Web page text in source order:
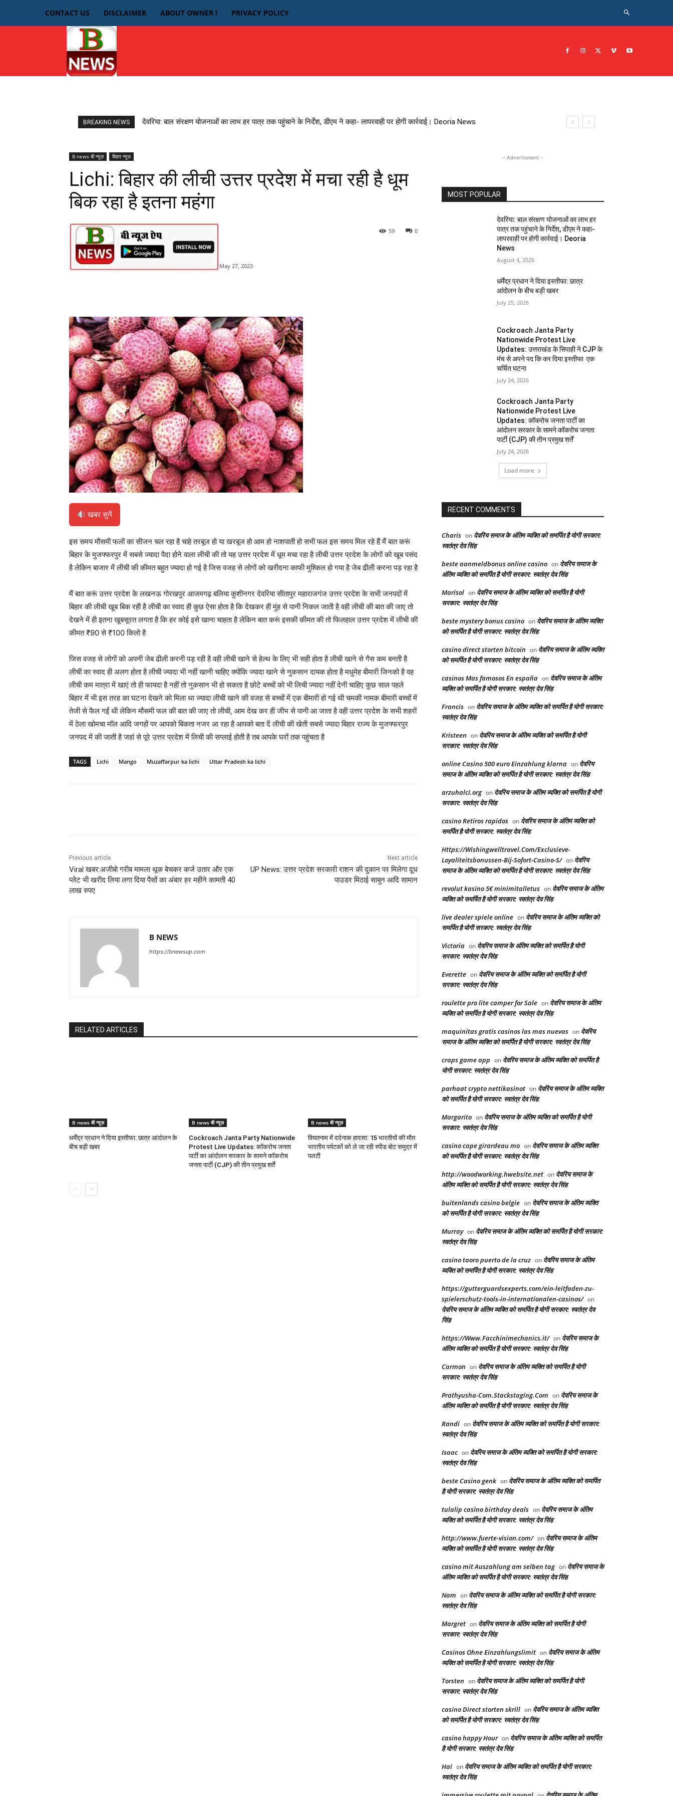
CONTACT US DISCLAIMER ABOUT OWNER ! PRIVACY POLICY
JOB नोकरी सरकारी योजना
BREAKING NEWS देवरिया: बाल संरक्षण योजनाओं का लाभ हर पात्र तक पहुंचाने के निर्देश, डीएम ने कहा- लापरवाही पर होगी कार्रवाई। Deoria News
B news बी न्यूज़ बिहार न्यूज़
Lichi: बिहार की लीची उत्तर प्रदेश में मचा रही है धूम
बिक रहा है इतना महंगा
May 27, 2023
0
59
खबर सुनें
इस समय मौसमी फलों का सीजन चल रहा है चाहे तरबूज हो या खरबूज हो आम हो नाशपाती हो सभी फल इस समय मिल रहे हैं मैं बात करूं
बिहार के मुजफ्फरपुर में सबसे ज्यादा पैदा होने वाला लीची की तो यह उत्तर प्रदेश में धूम मचा रहा है लीची उत्तर प्रदेश के लोगों को खूब पसंद
है लेकिन बाजार में लीची की कीमत बहुत ज्यादा हो गई है जिस वजह से लोगों को खरीदना काफी मुश्किल हो गया है जेब ढीली करना पड़ रहा है
मैं बात करूं उत्तर प्रदेश के लखनऊ गोरखपुर आजमगढ़ बलिया कुशीनगर देवरिया सीतापुर महाराजगंज उत्तर प्रदेश के सभी जनपदों में
बिहार की लीची खूब बिक रही है लीची का स्वाद ही कुछ ऐसा होता है कि देखकर ही मुंह से पानी निकल जाती है वही लीची की बात की जाए तो
देखने में ही इतना खूबसूरत लगता है कि हर कोई इसे खाना चाहता है लेकिन बात करूं इसकी कीमत की तो फिलहाल उत्तर प्रदेश में लीची की
कीमत ₹90 से ₹100 किलो है
जिस वजह से लोगों को अपनी जेब ढीली करनी पड़ रही है वही लीची खाने से हेल्थ के लिए भी सही होता है लीची खाने से गैस कम बनती है
लीची का स्वाद ही अलग होता है लीची ज्यादा भी नहीं खानी चाहिए क्योंकि ज्यादा खाने से नुकसान दायक होता है मधुमेह बीमारी जिनको है वह
लीची कम मात्रा में खाएं तो ही फायदा है नहीं तो नुकसान भी हो सकता है छोटे बच्चों को भी लिची ज्यादा नहीं देनी चाहिए कुछ साल पहले
बिहार में भी इस तरह का घटना देखने को मिला था ज्यादा लीची खाने की वजह से बच्चों में एक बीमारी हो गई थी चमकी नामक बीमारी बच्चों में
तेजी से फैल गईं थी लेकिन मौसमी फल की बात की जाए तो लीची, आम देख कर ही जीभ से पानी आ जाता है वही उत्तर प्रदेश के सभी शहरों
में ठेला खोमचा मॉल आदि जगहों पर आपको बिकता नजर आ रहा है आपको बता दें लीची की खेती सबसे ज्यादा बिहार राज्य के मुजफ्फरपुर
जनपद में की जाती है जहां से पूरे उत्तर प्रदेश में लिची की सप्लाई होती है तब आपके घरों तक पहुंचता है
TAGS Lichi Mango Muzaffarpur ka lichi Uttar Pradesh ka lichi
Previous article
Viral खबर:अजीबो गरीब मामला थूक बेचकर कर्ज उतार और एक
प्लेट भी खरीद लिया लगा दिया पैसों का अंबार हर महीने कामती 40
लाख रुपए
Next article
UP News: उत्तर प्रदेश सरकारी राशन की दुकान पर मिलेगा दूध
पाउडर मिठाई साबुन आदि सामान
B NEWS
https://bnewsup.com
RELATED ARTICLES
B news बी न्यूज़
धर्मेंद्र प्रधान ने दिया इस्तीफा: छात्र आंदोलन के
बीच बड़ी खबर
B news बी न्यूज़
Cockroach Janta Party Nationwide
Protest Live Updates: कॉकरोच जनता
पार्टी का आंदोलन सरकार के सामने कॉकरोच
जनता पार्टी (CJP) की तीन प्रमुख शर्तें
B news बी न्यूज़
वियतनाम में दर्दनाक हादसा: 15 भारतीयों की मौत
भारतीय पर्यटकों को ले जा रही स्पीड बोट समुद्र में
पलटी
- Advertisment -
MOST POPULAR
देवरिया: बाल संरक्षण योजनाओं का लाभ हर
पात्र तक पहुंचाने के निर्देश, डीएम ने कहा-
लापरवाही पर होगी कार्रवाई। Deoria
News
August 4, 2026
धर्मेंद्र प्रधान ने दिया इस्तीफा: छात्र
आंदोलन के बीच बड़ी खबर
July 25, 2026
Cockroach Janta Party
Nationwide Protest Live
Updates: उत्तराखंड के सिपाही ने CJP के
मंच से अपने पद कि कर दिया इस्तीफा एक
चर्चित घटना
July 24, 2026
Cockroach Janta Party
Nationwide Protest Live
Updates: कॉकरोच जनता पार्टी का
आंदोलन सरकार के सामने कॉकरोच जनता
पार्टी (CJP) की तीन प्रमुख शर्तें
July 24, 2026
Load more
RECENT COMMENTS
Charis on देवरिय समाज के अंतिम व्यक्ति को समर्पित है योगी सरकार:
स्वतंत्र देव सिंह
beste aanmeldbonus online casino on देवरिय समाज के
अंतिम व्यक्ति को समर्पित है योगी सरकार: स्वतंत्र देव सिंह
Marisol on देवरिय समाज के अंतिम व्यक्ति को समर्पित है योगी
सरकार: स्वतंत्र देव सिंह
beste mystery bonus casino on देवरिय समाज के अंतिम व्यक्ति
को समर्पित है योगी सरकार: स्वतंत्र देव सिंह
casino direct storten bitcoin on देवरिय समाज के अंतिम व्यक्ति
को समर्पित है योगी सरकार: स्वतंत्र देव सिंह
casinos Mas famosos En españa on देवरिय समाज के अंतिम
व्यक्ति को समर्पित है योगी सरकार: स्वतंत्र देव सिंह
Francis on देवरिय समाज के अंतिम व्यक्ति को समर्पित है योगी सरकार:
स्वतंत्र देव सिंह
Kristeen on देवरिय समाज के अंतिम व्यक्ति को समर्पित है योगी
सरकार: स्वतंत्र देव सिंह
online Casino 500 euro Einzahlung klarna on देवरिय
समाज के अंतिम व्यक्ति को समर्पित है योगी सरकार: स्वतंत्र देव सिंह
arzuhalci.org on देवरिय समाज के अंतिम व्यक्ति को समर्पित है योगी
सरकार: स्वतंत्र देव सिंह
casino Retiros rapidos on देवरिय समाज के अंतिम व्यक्ति को
समर्पित है योगी सरकार: स्वतंत्र देव सिंह
Https://Wishingwelltravel.Com/Exclusieve-
Loyaliteitsbonussen-Bij-Sofort-Casino-S/ on देवरिय
समाज के अंतिम व्यक्ति को समर्पित है योगी सरकार: स्वतंत्र देव सिंह
revolut kasino 5€ minimitalletus on देवरिय समाज के अंतिम
व्यक्ति को समर्पित है योगी सरकार: स्वतंत्र देव सिंह
live dealer spiele online on देवरिय समाज के अंतिम व्यक्ति को
समर्पित है योगी सरकार: स्वतंत्र देव सिंह
Victoria on देवरिय समाज के अंतिम व्यक्ति को समर्पित है योगी
सरकार: स्वतंत्र देव सिंह
Everette on देवरिय समाज के अंतिम व्यक्ति को समर्पित है योगी
सरकार: स्वतंत्र देव सिंह
roulette pro lite camper for Sale on देवरिय समाज के अंतिम
व्यक्ति को समर्पित है योगी सरकार: स्वतंत्र देव सिंह
maquinitas gratis casinos las mas nuevas on देवरिय
समाज के अंतिम व्यक्ति को समर्पित है योगी सरकार: स्वतंत्र देव सिंह
craps game app on देवरिय समाज के अंतिम व्यक्ति को समर्पित है
योगी सरकार: स्वतंत्र देव सिंह
parhaat crypto nettikasinot on देवरिय समाज के अंतिम व्यक्ति
को समर्पित है योगी सरकार: स्वतंत्र देव सिंह
Margarito on देवरिय समाज के अंतिम व्यक्ति को समर्पित है योगी
सरकार: स्वतंत्र देव सिंह
casino cape girardeau mo on देवरिय समाज के अंतिम व्यक्ति
को समर्पित है योगी सरकार: स्वतंत्र देव सिंह
http://woodworking.hwebsite.net on देवरिय समाज के
अंतिम व्यक्ति को समर्पित है योगी सरकार: स्वतंत्र देव सिंह
buitenlands casino belgie on देवरिय समाज के अंतिम व्यक्ति
को समर्पित है योगी सरकार: स्वतंत्र देव सिंह
Murray on देवरिय समाज के अंतिम व्यक्ति को समर्पित है योगी सरकार:
स्वतंत्र देव सिंह
casino taoro puerto de la cruz on देवरिय समाज के अंतिम
व्यक्ति को समर्पित है योगी सरकार: स्वतंत्र देव सिंह
https://gutterguardsexperts.com/ein-leitfaden-zu-
spielerschutz-tools-in-internationalen-casinos/ on
देवरिय समाज के अंतिम व्यक्ति को समर्पित है योगी सरकार: स्वतंत्र देव
सिंह
https://Www.Facchinimechanics.it/ on देवरिय समाज के
अंतिम व्यक्ति को समर्पित है योगी सरकार: स्वतंत्र देव सिंह
Carmon on देवरिय समाज के अंतिम व्यक्ति को समर्पित है योगी
सरकार: स्वतंत्र देव सिंह
Prathyusha-Com.Stackstaging.Com on देवरिय समाज के
अंतिम व्यक्ति को समर्पित है योगी सरकार: स्वतंत्र देव सिंह
Randi on देवरिय समाज के अंतिम व्यक्ति को समर्पित है योगी सरकार:
स्वतंत्र देव सिंह
Isaac on देवरिय समाज के अंतिम व्यक्ति को समर्पित है योगी सरकार:
स्वतंत्र देव सिंह
beste Casino genk on देवरिय समाज के अंतिम व्यक्ति को समर्पित
है योगी सरकार: स्वतंत्र देव सिंह
tulalip casino birthday deals on देवरिय समाज के अंतिम
व्यक्ति को समर्पित है योगी सरकार: स्वतंत्र देव सिंह
http://www.fuerte-vision.com/ on देवरिय समाज के अंतिम
व्यक्ति को समर्पित है योगी सरकार: स्वतंत्र देव सिंह
casino mit Auszahlung am selben tag on देवरिय समाज के
अंतिम व्यक्ति को समर्पित है योगी सरकार: स्वतंत्र देव सिंह
Nam on देवरिय समाज के अंतिम व्यक्ति को समर्पित है योगी सरकार:
स्वतंत्र देव सिंह
Margret on देवरिय समाज के अंतिम व्यक्ति को समर्पित है योगी
सरकार: स्वतंत्र देव सिंह
Casinos Ohne Einzahlungslimit on देवरिय समाज के अंतिम
व्यक्ति को समर्पित है योगी सरकार: स्वतंत्र देव सिंह
Torsten on देवरिय समाज के अंतिम व्यक्ति को समर्पित है योगी
सरकार: स्वतंत्र देव सिंह
casino Direct storten skrill on देवरिय समाज के अंतिम व्यक्ति
को समर्पित है योगी सरकार: स्वतंत्र देव सिंह
casino happy Hour on देवरिय समाज के अंतिम व्यक्ति को समर्पित
है योगी सरकार: स्वतंत्र देव सिंह
Hai on देवरिय समाज के अंतिम व्यक्ति को समर्पित है योगी सरकार:
स्वतंत्र देव सिंह